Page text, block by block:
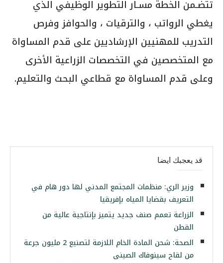
تتضـمن الخطة مسـار التطوير الوظيفي الذي
یغطي الرواتب ، والترقيات ، والحوافز وفرص
التدريب للمھنیین الإرشادیین على قدم المساواة
مع المتخصصين في التخصصات الزراعية الأخرى
وعلى قدم المساواة مع قطاعي البحث والتعليم.
قد يعجبك ايضا
وزير الري: منظمات المجتمع المدني لها دور هام في
التعريف بقضايا المياه بإفريقيا
الزراعة تعمم صنف جديد يتميز بإنتاجية عالية من
القطن
الصحة: شحن المادة الخام اللازمة لتصنيع 2 مليون جرعة
من لقاح سينوفاك الصينى